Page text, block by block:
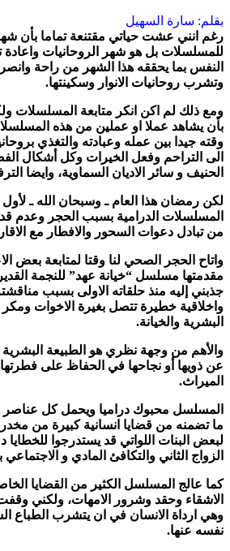
بقلم: سارة السهيل
رغم انني عشت حياتي مقتنعة تماما
للمسلسلات بل هو شهر الروحانيات واعادة
النفس بما يحققه هذا الشهر من راحة
وتشرب روحانيات الانوار وسكينتها.
ومع ذلك لم اكن انكر متابعة المسلسلات
بأن يشاهد عملا او عملين من هذه
وقته جيدا بين عمله وعبادته والتغذي
الى التراحم وفعل الخيرات وكل أشكال
الحنيف و سائر الاديان السماوية، وايضا
لكن رمضان هذا العام ـ وسبحان الله ـ
المسلسلات الدرامية بسبب الحجر وعدم
من تبادل دعوات السحور والافطار مع
واتاح الحجر الصحي لنا وقتا لمتابعة بعض
مقدمتها مسلسل “خيانة عهد” للنجمة
جذبني إليه منذ حلقاته الاولى بسبب
واخلاقية خطيرة تتصل بغيرة الاخوات
البشرية والخيانة.
والأهم من وجهة نظري هو الطبيعة البشرية
عن ذويها أو نجاحها في الحفاظ على
الميراث.
المسلسل محبوك دراميا ويحمل كل عناصر
ما تضمنه من قضايا انسانية كبيرة من
لبعض البنات اللواتي قد يستدرجوا
الزواج الثاني والتكافئ المادي و الاجتماعي
كما عالج المسلسل الكثير من القضايا
الاشقاء وحقد وشرور الامهات، ولكني
وهي ارداة الانسان في ان يتشرب الطباع
نفسه عنها.